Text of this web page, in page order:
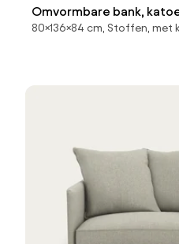
Omvormbare bank,
80×136×84 cm, Stoffen, met